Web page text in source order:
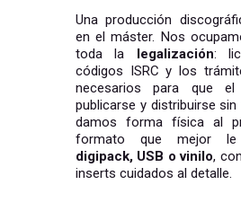
Una producción
en el máster. Nos
toda la legalización:
códigos ISRC y los
necesarios para que
publicarse y distribuirse
damos forma física al
formato que mejor
digipack, USB o vinilo,
inserts cuidados al detalle.